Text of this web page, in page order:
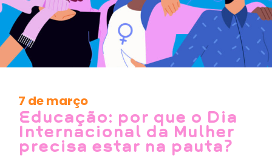
7 de março
Educação: por que o Dia
Internacional da Mulher
precisa estar na pauta?